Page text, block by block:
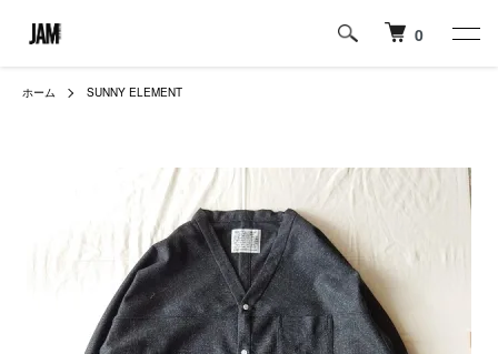
0
ホーム SUNNY ELEMENT